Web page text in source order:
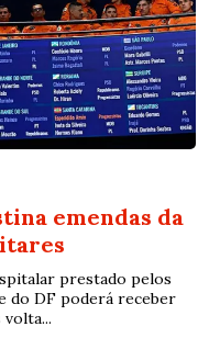
emendas da
prestado pelos
do DF poderá receber